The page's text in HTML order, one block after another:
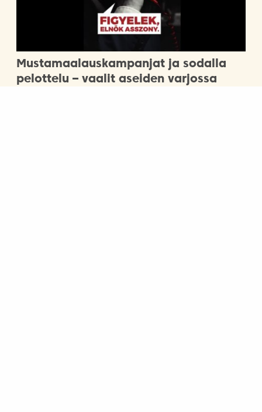
Mustamaalauskampanjat ja sodalla
pelottelu – vaalit aseiden varjossa